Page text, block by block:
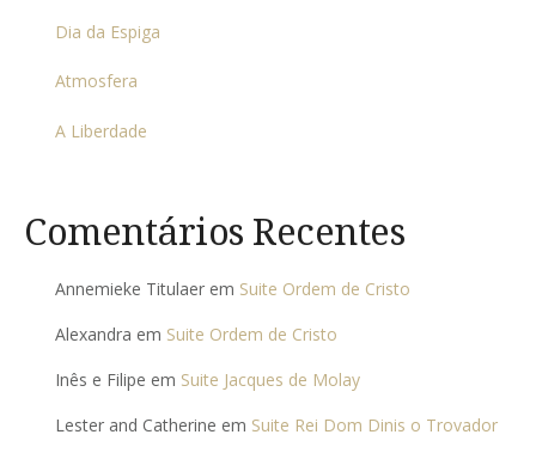
Dia da Espiga
Atmosfera
A Liberdade
Comentários Recentes
Annemieke Titulaer em Suite Ordem de Cristo
Alexandra em Suite Ordem de Cristo
Inês e Filipe em Suite Jacques de Molay
Lester and Catherine em Suite Rei Dom Dinis o Trovador